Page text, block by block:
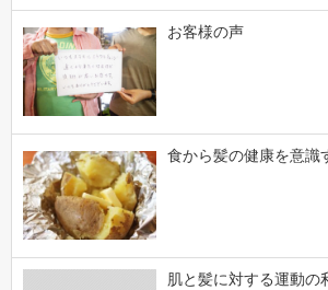
お客様の声
食から髪の健康を意識
肌と髪に対する運動